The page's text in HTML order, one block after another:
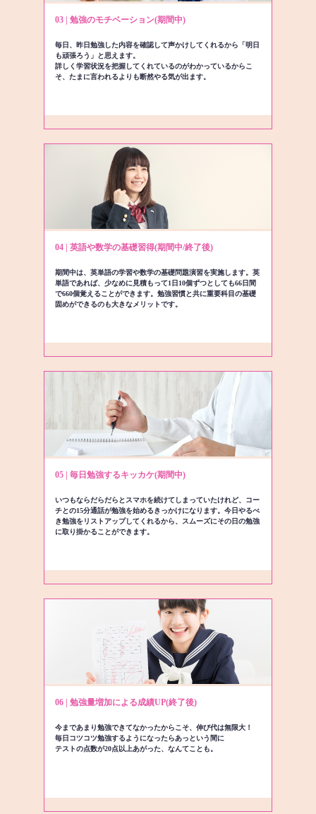
03 | 勉強のモチベーション(期間中)
毎日、昨日勉強した内容を確認して声かけしてくれるから「明日
も頑張ろう」と思えます。
詳しく学習状況を把握してくれているのがわかっているからこ
そ、たまに言われるよりも断然やる気が出ます。
04 | 英語や数学の基礎習得(期間中/終了後)
期間中は、英単語の学習や数学の基礎問題演習を実施します。英
単語であれば、少なめに見積もって1日10個ずつとしても66日間
で660個覚えることができます。勉強習慣と共に重要科目の基礎
固めができるのも大きなメリットです。
05 | 毎日勉強するキッカケ(期間中)
いつもならだらだらとスマホを続けてしまっていたけれど、コー
チとの15分通話が勉強を始めるきっかけになります。今日やるべ
き勉強をリストアップしてくれるから、スムーズにその日の勉強
に取り掛かることができます。
06 | 勉強量増加による成績UP(終了後)
今まであまり勉強できてなかったからこそ、伸び代は無限大！
毎日コツコツ勉強するようになったらあっという間に
テストの点数が20点以上あがった、なんてことも。